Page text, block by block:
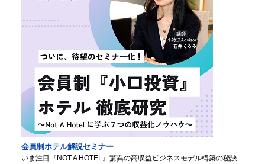
会員制ホテル解説セミナー
いま注目『NOT A HOTEL』驚異の高収益ビジネスモデル構築の秘訣